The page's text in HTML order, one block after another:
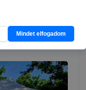
Mindet elfogadom